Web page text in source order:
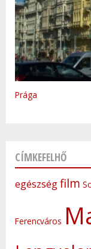
Prága
Varsó
CÍMKEFELHŐ
egészségfilm
Ferencváros